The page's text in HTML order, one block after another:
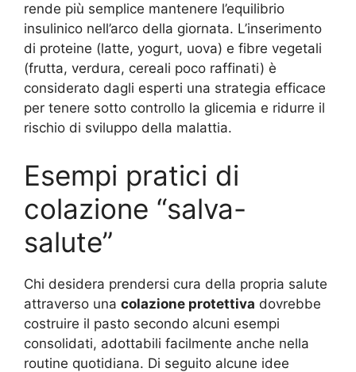
rende più semplice mantenere l’equilibrio
insulinico nell’arco della giornata. L’inserimento
di proteine (latte, yogurt, uova) e fibre vegetali
(frutta, verdura, cereali poco raffinati) è
considerato dagli esperti una strategia efficace
per tenere sotto controllo la glicemia e ridurre il
rischio di sviluppo della malattia.
Esempi pratici di
colazione “salva-
salute”
Chi desidera prendersi cura della propria salute
attraverso una colazione protettiva dovrebbe
costruire il pasto secondo alcuni esempi
consolidati, adottabili facilmente anche nella
routine quotidiana. Di seguito alcune idee